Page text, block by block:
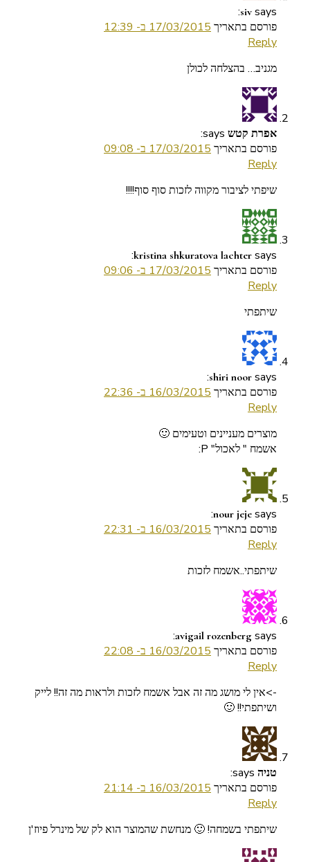
siv says:
פורסם בתאריך 17/03/2015 ב- 12:39
Reply
מגניב… בהצלחה לכולן
אפרת קטש says:
פורסם בתאריך 17/03/2015 ב- 09:08
Reply
שיפתי לציבור מקווה לזכות סוף סוף!!!!
kristina shkuratova lachter says:
פורסם בתאריך 17/03/2015 ב- 09:06
Reply
שיתפתי
shiri noor says:
פורסם בתאריך 16/03/2015 ב- 22:36
Reply
מוצרים מעניינים וטעימים 🙂
אשמח " לאכול" P:
nour jeje says:
פורסם בתאריך 16/03/2015 ב- 22:31
Reply
שיתפתי..אשמח לזכות
avigail rozenberg says:
פורסם בתאריך 16/03/2015 ב- 22:08
Reply
->אין לי מושג מה זה אבל אשמח לזכות ולראות מה זה!! לייק
ושיתפתי!! 🙂
טניה says:
פורסם בתאריך 16/03/2015 ב- 21:14
Reply
שיתפתי בשמחה! 🙂 מנחשת שהמוצר הוא לק של מינרל פיוז'ן